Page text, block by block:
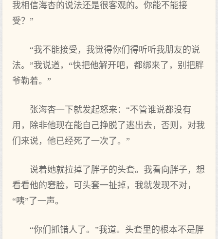
我相信海杏的说法还是很客观的。你能不能接
受？”
“我不能接受，我觉得你们得听听我朋友的说
法。”我说道，“快把他解开吧，都绑来了，别把胖
爷勒着。”
张海杏一下就发起怒来：“不管谁说都没有
用，除非他现在能自己挣脱了逃出去，否则，对我
们来说，他已经死了一次了。”
说着她就拉掉了胖子的头套。我看向胖子，想
看看他的窘脸，可头套一扯掉，我就发现不对，
“咦”了一声。
“你们抓错人了。”我道。头套里的根本不是胖